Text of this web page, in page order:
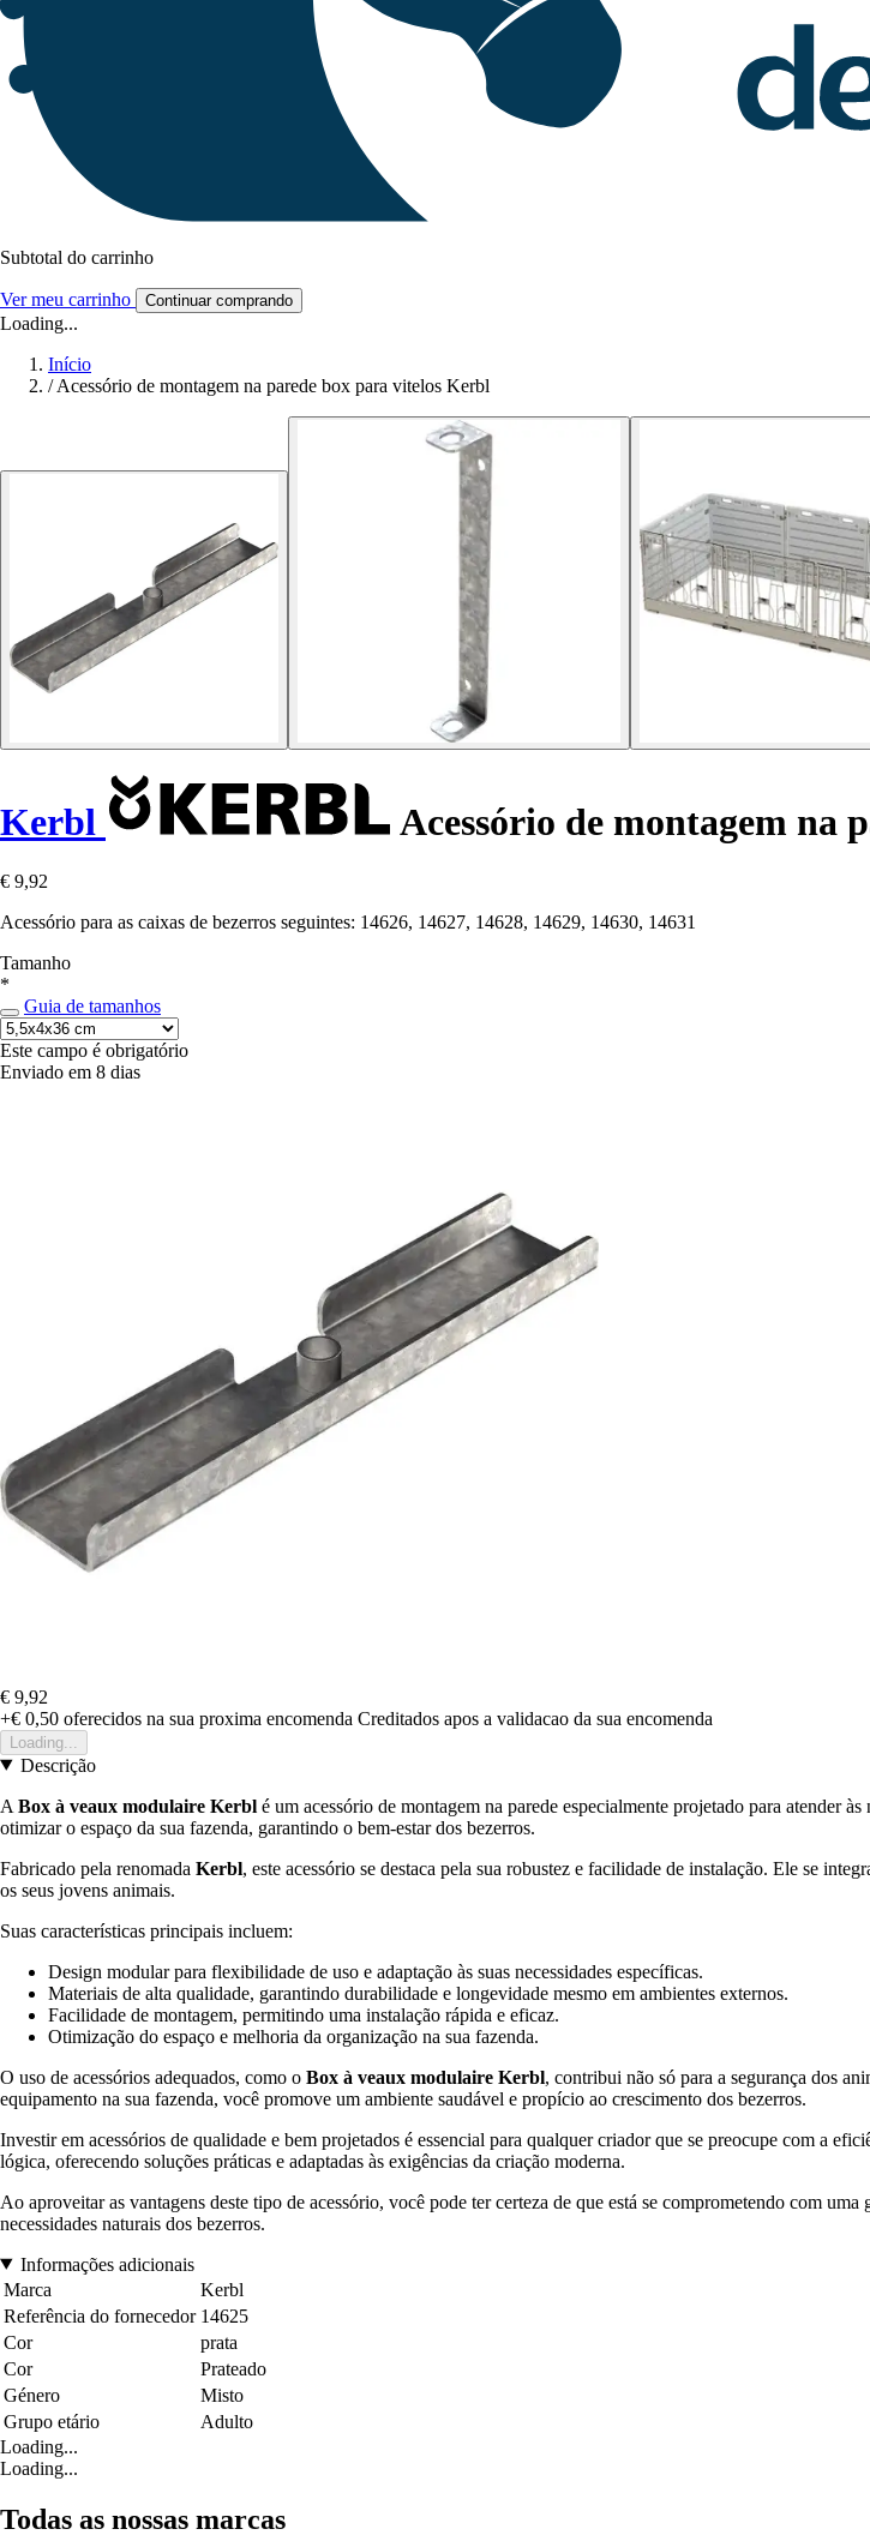
Subtotal do carrinho
Ver meu carrinho Continuar comprando
Loading...
Início
/ Acessório de montagem na parede box para vitelos Kerbl
Kerbl Acessório de montagem na
€ 9,92
Acessório para as caixas de bezerros seguintes: 14626, 14627, 14628, 14629, 14630, 14631
Tamanho
*
Guia de tamanhos
Este campo é obrigatório
Enviado em 8 dias
€ 9,92
+€ 0,50 oferecidos na sua proxima encomenda Creditados apos a validacao da sua encomenda
Loading...
Descrição
A Box à veaux modulaire Kerbl é um acessório de montagem na parede especialmente projetado para atender
otimizar o espaço da sua fazenda, garantindo o bem-estar dos bezerros.
Fabricado pela renomada Kerbl, este acessório se destaca pela sua robustez e facilidade de instalação. Ele se
os seus jovens animais.
Suas características principais incluem:
Design modular para flexibilidade de uso e adaptação às suas necessidades específicas.
Materiais de alta qualidade, garantindo durabilidade e longevidade mesmo em ambientes externos.
Facilidade de montagem, permitindo uma instalação rápida e eficaz.
Otimização do espaço e melhoria da organização na sua fazenda.
O uso de acessórios adequados, como o Box à veaux modulaire Kerbl, contribui não só para a segurança dos
equipamento na sua fazenda, você promove um ambiente saudável e propício ao crescimento dos bezerros.
Investir em acessórios de qualidade e bem projetados é essencial para qualquer criador que se preocupe com a
lógica, oferecendo soluções práticas e adaptadas às exigências da criação moderna.
Ao aproveitar as vantagens deste tipo de acessório, você pode ter certeza de que está se comprometendo com
necessidades naturais dos bezerros.
Informações adicionais
Marca
Kerbl
Referência do fornecedor 14625
Cor
prata
Cor
Prateado
Género
Misto
Grupo etário
Adulto
Loading...
Loading...
Todas as nossas marcas